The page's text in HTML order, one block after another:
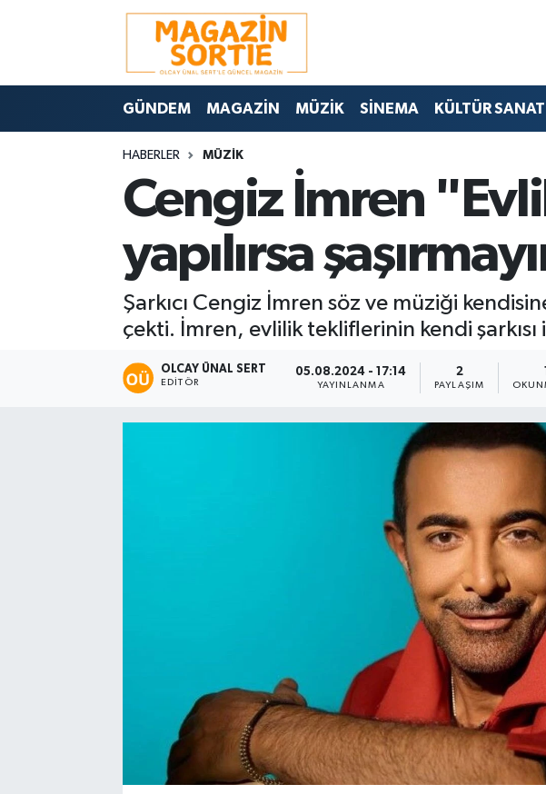
GÜNDEM MAGAZİN MÜZİK SİNEMA KÜLTÜR SANAT
HABERLER MÜZİK
Cengiz İmren
yapılırsa
Şarkıcı Cengiz İmren söz ve müziği
çekti. İmren, evlilik tekliflerinin kendi şarkısı
OLCAY ÜNAL SERT
EDITÖR
05.08.2024 - 17:14
YAYINLANMA
2
PAYLAŞIM
Nöbetçi Eczaneler
Hava Durumu
Trafik Durumu
Süper Lig Puan Durumu ve Fikstür
Tüm Manşetler
Son Dakika Haberleri